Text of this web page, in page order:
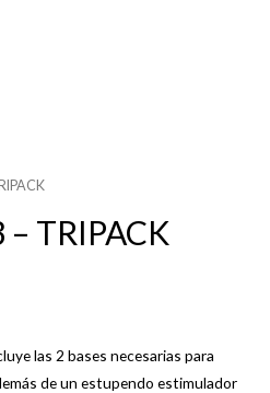
– TRIPACK
las 2 bases necesarias para
de un estupendo estimulador